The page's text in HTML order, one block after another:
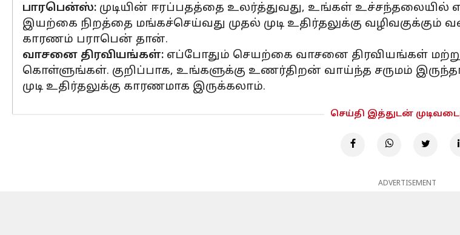
பாரபென்ஸ்: முடியின் ஈரப்பதத்தை உலர்த்துவது, உங்கள் உச்சந்தலையில்
இயற்கை நிறத்தை மங்கச்செய்வது முதல் முடி உதிர்தலுக்கு வழிவகுக்கும்
காரணம் பராபென் தான்.
வாசனை திரவியங்கள்: எப்போதும் செயற்கை வாசனை திரவியங்கள்
கொள்ளுங்கள். குறிப்பாக, உங்களுக்கு உணர்திறன் வாய்ந்த சருமம்
முடி உதிர்தலுக்கு காரணமாக இருக்கலாம்.
செய்தி இத்துடன்
ADVERTISEMENT